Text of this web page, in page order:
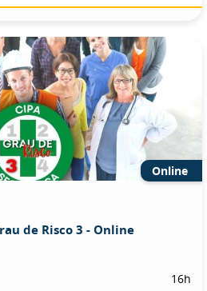
Online
de Risco 3 - Online
16h